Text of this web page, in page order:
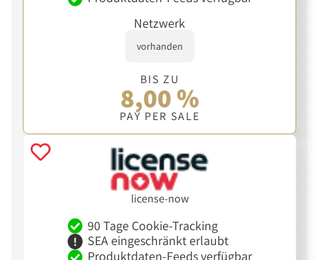
Netzwerk
vorhanden
BIS ZU
8,00 %
PAY PER SALE
license-now
90 Tage Cookie-Tracking
SEA eingeschränkt erlaubt
Produktdaten-Feeds verfügbar